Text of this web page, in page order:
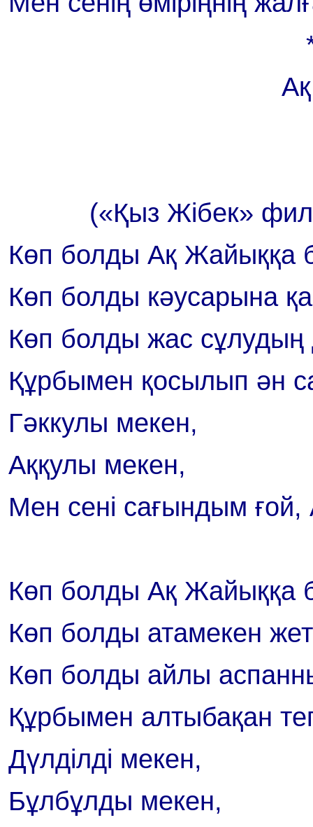
(«Қыз Жібек»
Көп болды Ақ Жайыққа
Көп болды кәусарына
Көп болды жас сұлудың
Құрбымен қосылып ән
Гәккулы мекен,
Аққулы мекен,
Мен сені сағындым
Көп болды Ақ Жайыққа
Көп болды атамекен жет
Көп болды айлы
Құрбымен алтыбақан
Дүлділді мекен,
Бұлбұлды мекен,